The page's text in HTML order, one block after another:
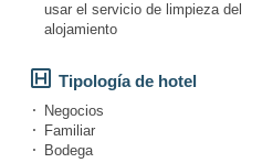
usar el servicio de limpieza del
alojamiento
Tipología de hotel
Negocios
Familiar
Bodega